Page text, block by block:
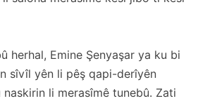
herhal, Emine Şenyaşar ya ku bi
sîvîl yên li pêş qapi-derîyên
li merasîmê tunebû. Zati